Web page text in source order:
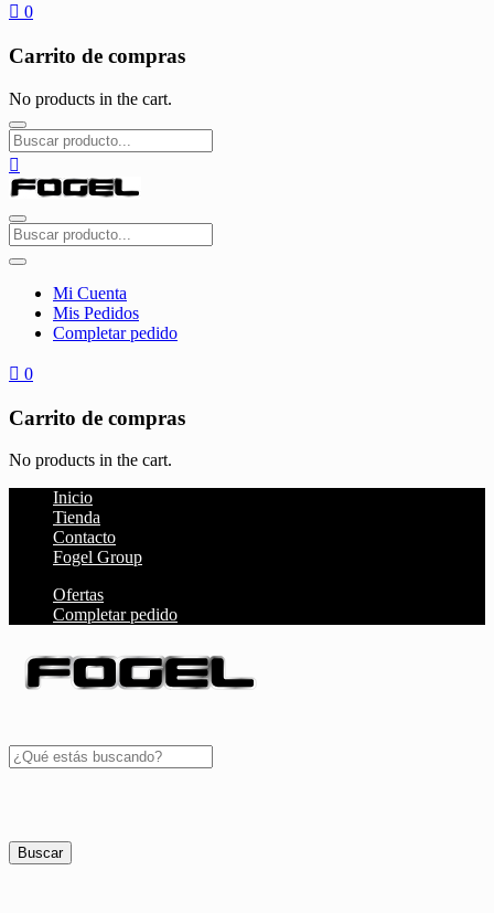
0
Carrito de compras
No products in the cart.
Mi Cuenta
Mis Pedidos
Completar pedido
0
Carrito de compras
No products in the cart.
Inicio
Tienda
Contacto
Fogel Group
Ofertas
Completar pedido
Buscar